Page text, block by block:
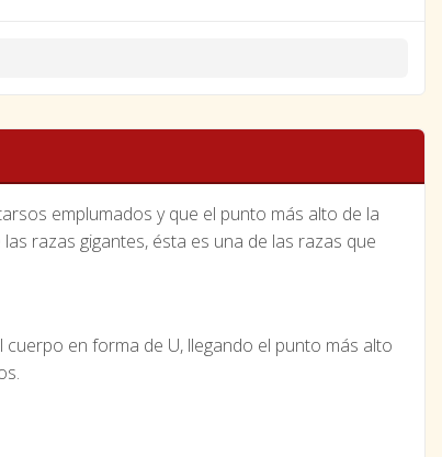
emplumados y que el punto más alto de la
razas gigantes, ésta es una de las razas que
en forma de U, llegando el punto más alto